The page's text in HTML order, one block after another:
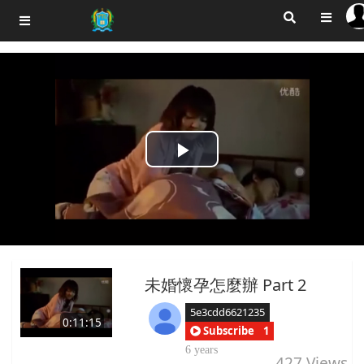
Play
Video
0:11:15
未婚懷孕怎麼辦 Part 2
5e3cdd6621235
Subscribe
1
6 years